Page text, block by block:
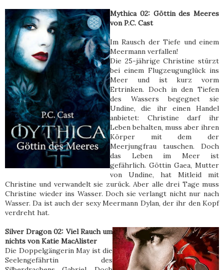
Mythica 02: Göttin des Meeres
von P.C. Cast
Im Rausch der Tiefe und einem
Meermann verfallen!
Die 25-jährige Christine stürzt
bei einem Flugzeugunglück ins
Meer und ist kurz vorm
Ertrinken. Doch in den Tiefen
des Wassers begegnet sie
Undine, die ihr einen Handel
anbietet: Christine darf ihr
Leben behalten, muss aber ihren
Körper mit dem der
Meerjungfrau tauschen. Doch
das Leben im Meer ist
gefährlich. Göttin Gaea, Mutter
von Undine, hat Mitleid mit
Christine und verwandelt sie zurück. Aber alle drei Tage muss
Christine wieder ins Wasser. Doch sie verlangt nicht nur nach
Wasser. Da ist auch der sexy Meermann Dylan, der ihr den Kopf
verdreht hat.
Silver Dragon 02: Viel Rauch um
nichts von Katie MacAlister
Die Doppelgängerin May ist die
Seelengefährtin des